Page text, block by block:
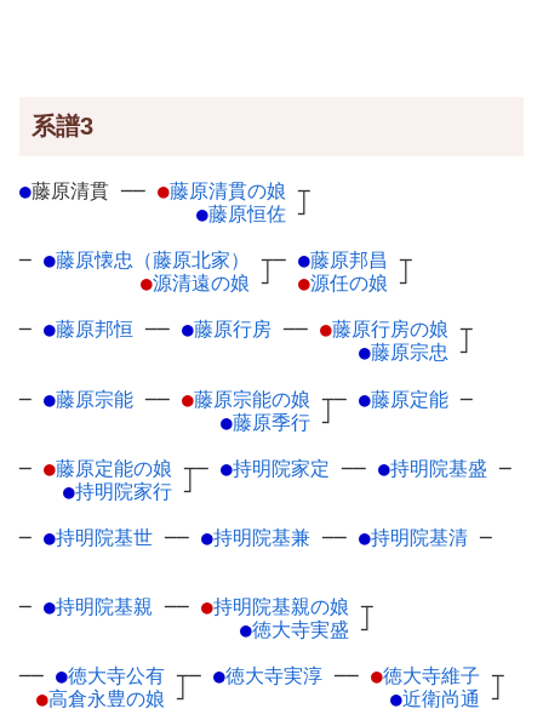
系譜3
●藤原清貫 ── ●藤原清貫の娘 ┬
●藤原恒佐 ┘
─ ●藤原懐忠（藤原北家）
┬
●源清遠の娘 ┘
─ ●藤原邦昌 ┬
●源任の娘 ┘
─ ●藤原邦恒 ── ●藤原行房 ── ●藤原行房の娘 ┬
●藤原宗忠 ┘
─ ●藤原宗能 ── ●藤原宗能の娘 ┬
●藤原季行 ┘
─ ●藤原定能 ─
─ ●藤原定能の娘 ┬
●持明院家行 ┘
─ ●持明院家定 ── ●持明院基盛 ─
─ ●持明院基世 ── ●持明院基兼 ── ●持明院基清 ─
─ ●持明院基親 ── ●持明院基親の娘 ┬
●徳大寺実盛 ┘
── ●徳大寺公有 ┬
●高倉永豊の娘 ┘
─ ●徳大寺実淳 ── ●徳大寺維子 ┬
●近衛尚通 ┘